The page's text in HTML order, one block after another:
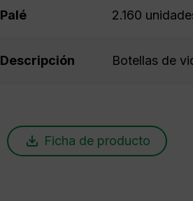
Palé 2.160
Descripción Botellas de
Ficha de producto